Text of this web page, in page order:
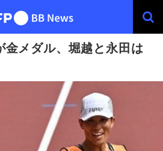
金メダル、堀越と永田は